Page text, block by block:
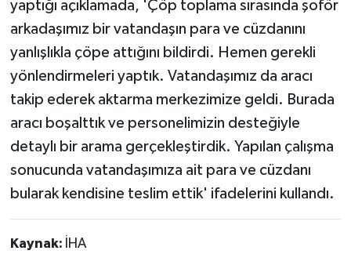
yaptığı açıklamada, 'Çöp toplama sırasında şoför
arkadaşımız bir vatandaşın para ve cüzdanını
yanlışlıkla çöpe attığını bildirdi. Hemen gerekli
yönlendirmeleri yaptık. Vatandaşımız da aracı
takip ederek aktarma merkezimize geldi. Burada
aracı boşalttık ve personelimizin desteğiyle
detaylı bir arama gerçekleştirdik. Yapılan çalışma
sonucunda vatandaşımıza ait para ve cüzdanı
bularak kendisine teslim ettik' ifadelerini kullandı.
Kaynak: İHA